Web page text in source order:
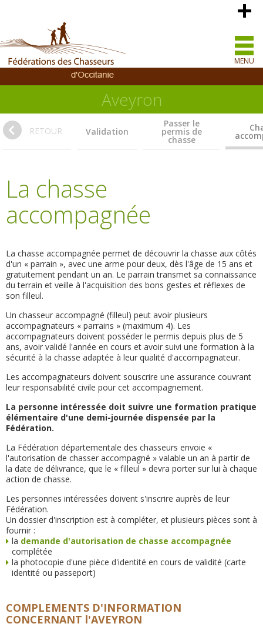
MENU
Aveyron
RETOUR Validation
Passer le
permis de
chasse
La chasse
accompagnée
La chasse accompagnée permet de découvrir la chasse aux côtés
d'un « parrain », avec une arme pour deux, dès l'âge de 15 ans et
gratuitement pendant un an. Le parrain transmet sa connaissance
du terrain et veille à l'acquisition des bons gestes et réflexes de
son filleul.
Un chasseur accompagné (filleul) peut avoir plusieurs
accompagnateurs « parrains » (maximum 4). Les
accompagnateurs doivent posséder le permis depuis plus de 5
ans, avoir validé l'année en cours et avoir suivi une formation à la
sécurité à la chasse adaptée à leur qualité d'accompagnateur.
Les accompagnateurs doivent souscrire une assurance couvrant
leur responsabilité civile pour cet accompagnement.
La personne intéressée doit suivre une formation pratique
élémentaire d'une demi-journée dispensée par la
Fédération.
La Fédération départementale des chasseurs envoie «
l'autorisation de chasser accompagné » valable un an à partir de
la date de délivrance, que le « filleul » devra porter sur lui à chaque
action de chasse.
Les personnes intéressées doivent s'inscrire auprès de leur
Fédération.
Un dossier d'inscription est à compléter, et plusieurs pièces sont à
fournir :
la demande d'autorisation de chasse accompagnée
complétée
la photocopie d'une pièce d'identité en cours de validité (carte
identité ou passeport)
COMPLEMENTS D'INFORMATION
CONCERNANT l'AVEYRON